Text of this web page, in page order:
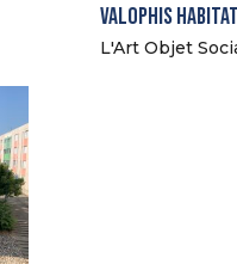
Valophis
L'Art Objet